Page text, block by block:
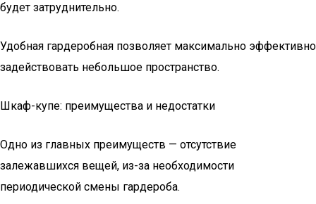
будет затруднительно.
Удобная гардеробная позволяет максимально эффективно
задействовать небольшое пространство.
Шкаф-купе: преимущества и недостатки
Одно из главных преимуществ — отсутствие
залежавшихся вещей, из-за необходимости
периодической смены гардероба.